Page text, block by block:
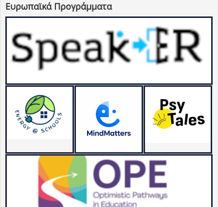
Ευρωπαϊκά Προγράμματα